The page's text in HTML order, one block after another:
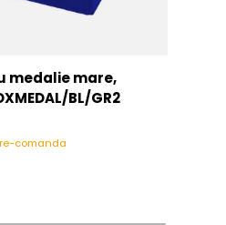
medalie mare,
BL/GR2
comanda